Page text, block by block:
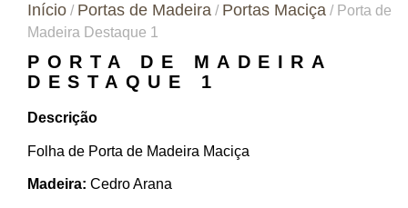
Início / Portas de Madeira / Portas Maciça / Porta de
Madeira Destaque 1
PORTA DE MADEIRA
DESTAQUE 1
Descrição
Folha de Porta de Madeira Maciça
Madeira: Cedro Arana